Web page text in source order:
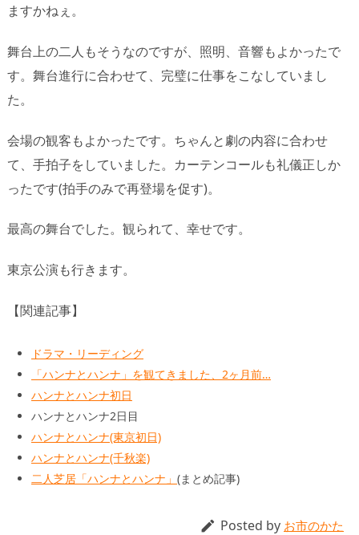
ますかねぇ。
舞台上の二人もそうなのですが、照明、音響もよかったで
す。舞台進行に合わせて、完璧に仕事をこなしていまし
た。
会場の観客もよかったです。ちゃんと劇の内容に合わせ
て、手拍子をしていました。カーテンコールも礼儀正しか
ったです(拍手のみで再登場を促す)。
最高の舞台でした。観られて、幸せです。
東京公演も行きます。
【関連記事】
ドラマ・リーディング
「ハンナとハンナ」を観てきました、2ヶ月前…
ハンナとハンナ初日
ハンナとハンナ2日目
ハンナとハンナ(東京初日)
ハンナとハンナ(千秋楽)
二人芝居「ハンナとハンナ」 (まとめ記事)
 Posted by お市のかた